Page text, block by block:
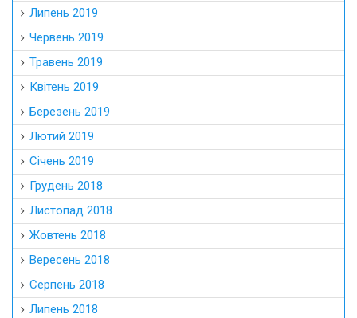
Липень 2019
Червень 2019
Травень 2019
Квітень 2019
Березень 2019
Лютий 2019
Січень 2019
Грудень 2018
Листопад 2018
Жовтень 2018
Вересень 2018
Серпень 2018
Липень 2018